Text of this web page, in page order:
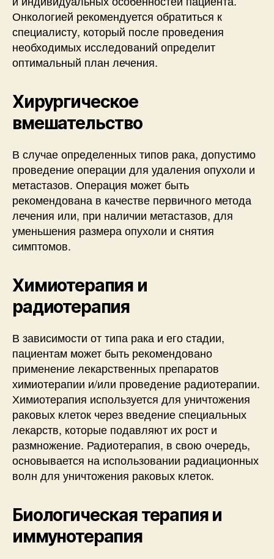
Онкологией рекомендуется обратиться к
специалисту, который после проведения
необходимых исследований определит
оптимальный план лечения.
Хирургическое
вмешательство
В случае определенных типов рака, допустимо
проведение операции для удаления опухоли и
метастазов. Операция может быть
рекомендована в качестве первичного метода
лечения или, при наличии метастазов, для
уменьшения размера опухоли и снятия
симптомов.
Химиотерапия и
радиотерапия
В зависимости от типа рака и его стадии,
пациентам может быть рекомендовано
применение лекарственных препаратов
химиотерапии и/или проведение радиотерапии.
Химиотерапия используется для уничтожения
раковых клеток через введение специальных
лекарств, которые подавляют их рост и
размножение. Радиотерапия, в свою очередь,
основывается на использовании радиационных
волн для уничтожения раковых клеток.
Биологическая терапия и
иммунотерапия